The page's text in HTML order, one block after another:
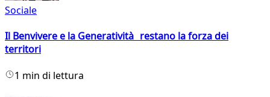
Sociale
Il Benvivere e la Generatività restano la forza dei
territori
1 min di lettura